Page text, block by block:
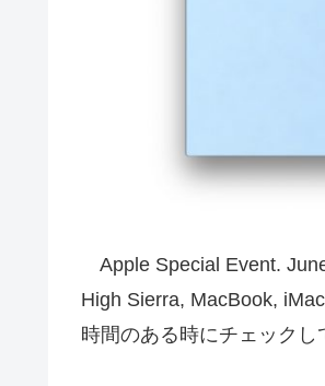
Apple Special Event.
High Sierra, MacBook,
時間のある時にチェックし